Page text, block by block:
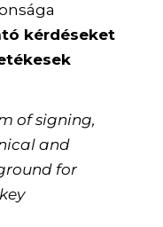
kérdéseket
of signing,
and
for